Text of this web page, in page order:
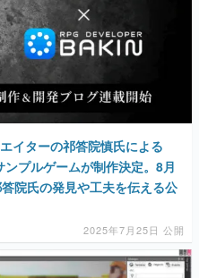
イターの祁答院慎氏による
プルゲームが制作決定。8月
院氏の発見や工夫を伝える公
2025年7月25日 公開